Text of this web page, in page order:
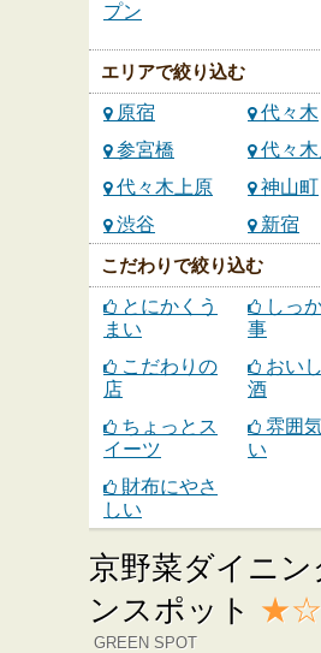
プン
エリアで絞り込む
原宿
代々木
参宮橋
代々木
代々木上原
神山町
渋谷
新宿
こだわりで絞り込む
とにかくう
まい
しっ
事
こだわりの
店
おい
酒
ちょっとス
イーツ
雰囲
い
財布にやさ
しい
京野菜ダイニ
ンスポット
GREEN SPOT